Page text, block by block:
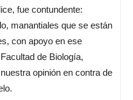
fue contundente:
manantiales que se están
con apoyo en ese
de Biología,
opinión en contra de